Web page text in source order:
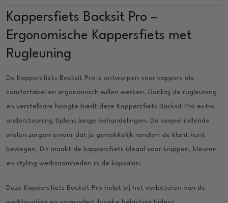
Kappersfiets Backsit Pro –
Ergonomische Kappersfiets met
Rugleuning
De Kappersfiets Backsit Pro is ontworpen voor kappers die
comfortabel en ergonomisch willen werken. Dankzij de rugleuning
en verstelbare hoogte biedt deze Kappersfiets Backsit Pro extra
ondersteuning tijdens lange behandelingen. De soepel rollende
wielen zorgen ervoor dat je gemakkelijk rondom de klant kunt
bewegen. Dit maakt de kappersfiets ideaal voor knippen, kleuren
en styling werkzaamheden in de kapsalon.
Deze Kappersfiets Backsit Pro helpt bij het verbeteren van de